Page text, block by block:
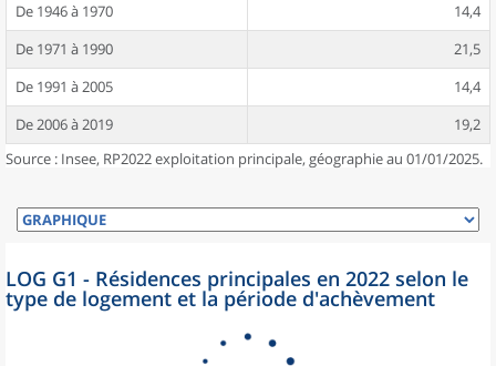
De 1946 à 1970
14,4
De 1971 à 1990
21,5
De 1991 à 2005
14,4
De 2006 à 2019
19,2
Source : Insee, RP2022 exploitation principale, géographie au 01/01/2025.
LOG G1 - Résidences principales en 2022 selon le
type de logement et la période d'achèvement